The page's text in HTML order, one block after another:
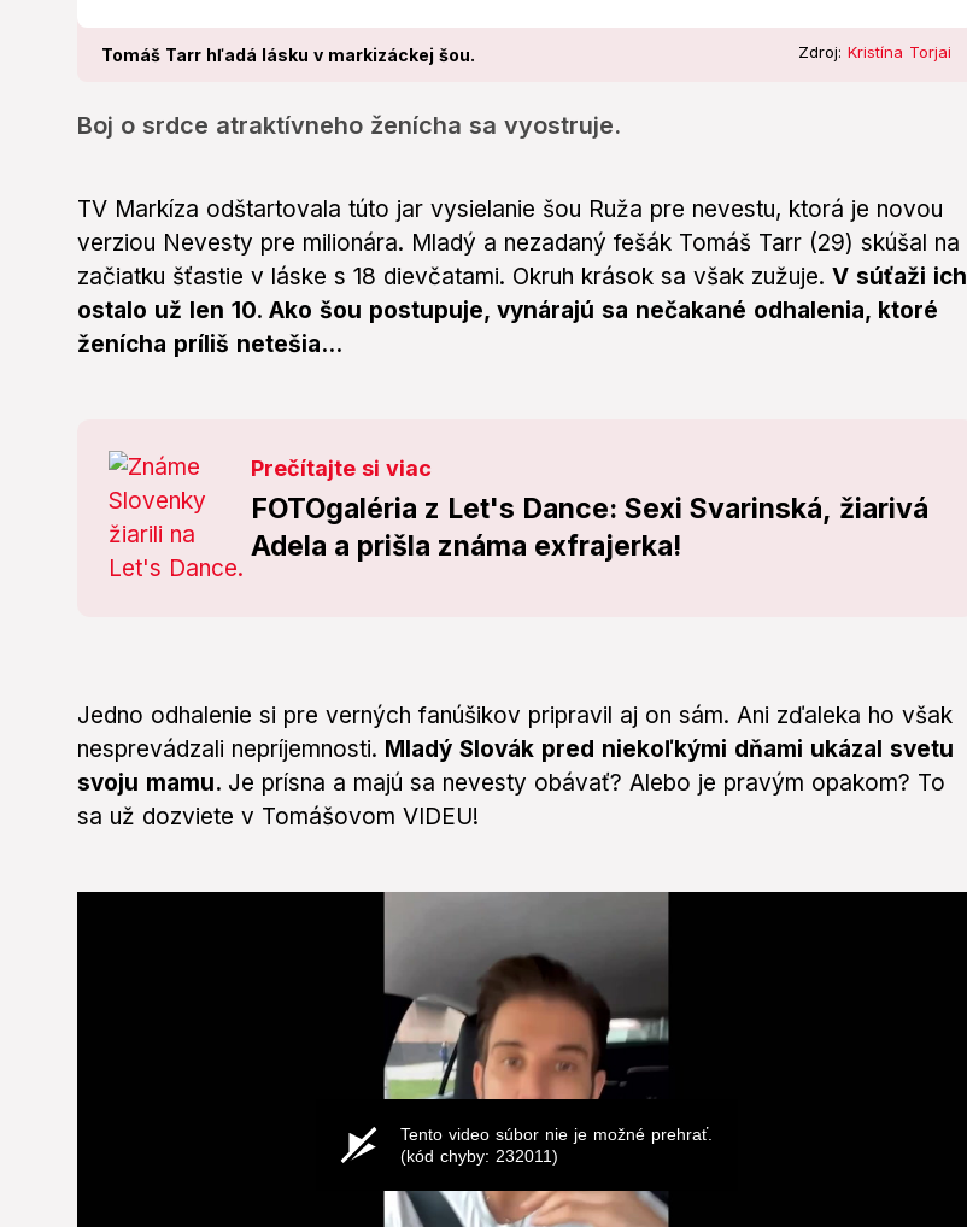
Tomáš Tarr hľadá lásku v markizáckej šou. Zdroj: Kristína Torjai
Boj o srdce atraktívneho ženícha sa vyostruje.
TV Markíza odštartovala túto jar vysielanie šou Ruža pre nevestu, ktorá je novou
verziou Nevesty pre milionára. Mladý a nezadaný fešák Tomáš Tarr (29) skúšal na
začiatku šťastie v láske s 18 dievčatami. Okruh krások sa však zužuje. V súťaži ich
ostalo už len 10. Ako šou postupuje, vynárajú sa nečakané odhalenia, ktoré
ženícha príliš netešia...
Prečítajte si viac
FOTOgaléria z Let's Dance: Sexi Svarinská, žiarivá
Adela a prišla známa exfrajerka!
Jedno odhalenie si pre verných fanúšikov pripravil aj on sám. Ani zďaleka ho však
nesprevádzali nepríjemnosti. Mladý Slovák pred niekoľkými dňami ukázal svetu
svoju mamu. Je prísna a majú sa nevesty obávať? Alebo je pravým opakom? To
sa už dozviete v Tomášovom VIDEU!
Tento video súbor nie je možné prehrať.
(kód chyby: 232011)